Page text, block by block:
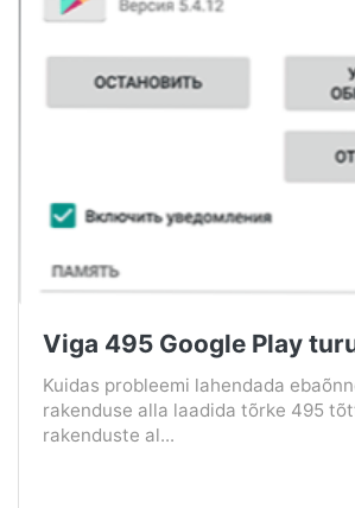
Viga 495 Google Play
Kuidas probleemi lahendada
rakenduse alla laadida tõrke 495
rakenduste al...